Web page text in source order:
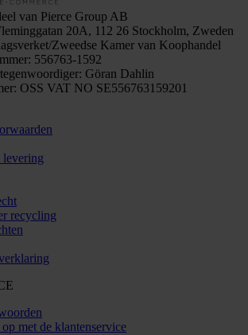
van Pierce Group AB
20A, 112 26 Stockholm, Zweden
Zweedse Kamer van Koophandel
556763-1592
Göran Dahlin
OSS VAT NO SE556763159201
levering
recycling
met de klantenservice